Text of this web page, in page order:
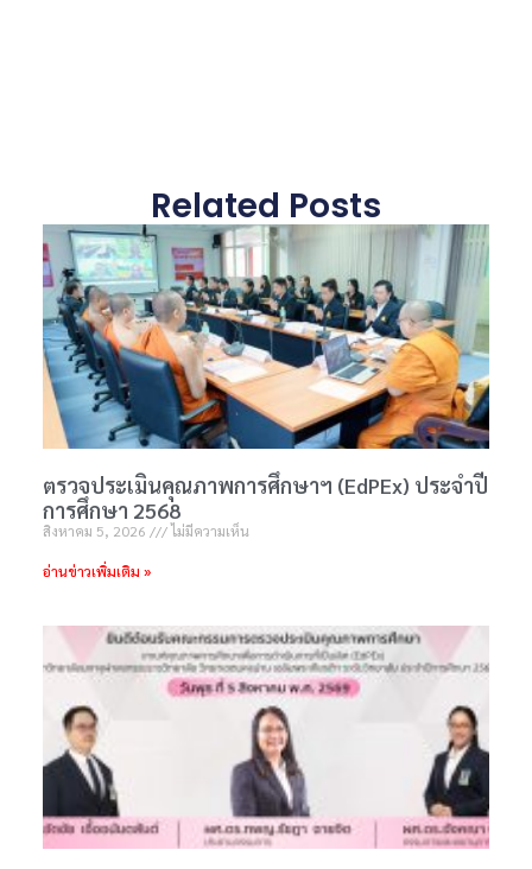
Related Posts
ตรวจประเมินคุณภาพการศึกษาฯ (EdPEx) ประจำปี
การศึกษา 2568
สิงหาคม 5, 2026 ไม่มีความเห็น
อ่านข่าวเพิ่มเติม »